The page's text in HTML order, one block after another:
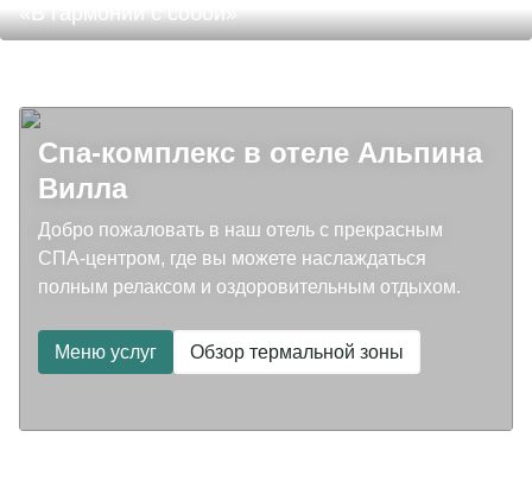
«В гармонии с собой»
Спа-комплекс в отеле Альпина
Вилла
Добро пожаловать в наш отель с прекрасным
СПА-центром, где вы можете наслаждаться
полным релаксом и оздоровительным отдыхом.
Меню услуг Обзор термальной зоны